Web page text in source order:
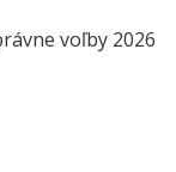
voľby 2026